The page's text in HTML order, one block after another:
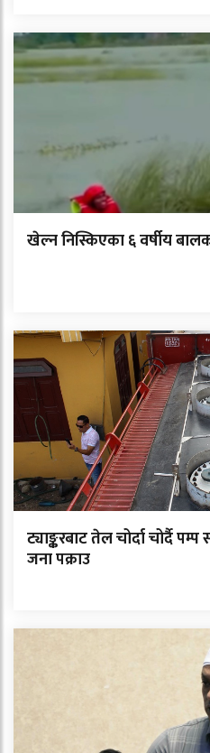
खेल्न निस्किएका ६ वर्षीय
ट्याङ्करबाट तेल चोर्दा चोर्दै
जना पक्राउ